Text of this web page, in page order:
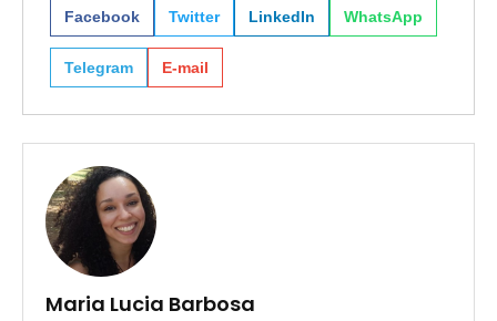
Facebook Twitter LinkedIn WhatsApp
Telegram E-mail
Maria Lucia Barbosa